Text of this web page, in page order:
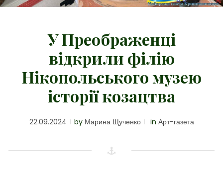
У Преображенці
відкрили філію
Нікопольського музею
історії козацтва
22.09.2024 by Марина Щученко in Арт-газета